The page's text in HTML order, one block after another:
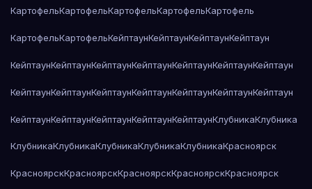
КартофельКартофельКартофельКартофельКартофель
КартофельКартофельКейптаунКейптаунКейптаунКейптаун
КейптаунКейптаунКейптаунКейптаунКейптаунКейптаунКейптаун
КейптаунКейптаунКейптаунКейптаунКейптаунКейптаунКейптаун
КейптаунКейптаунКейптаунКейптаунКейптаунКлубникаКлубника
КлубникаКлубникаКлубникаКлубникаКлубникаКрасноярск
КрасноярскКрасноярскКрасноярскКрасноярскКрасноярск